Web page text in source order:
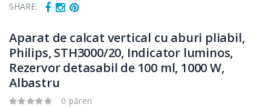
SHARE:
Aparat de calcat vertical cu aburi pliabil,
Philips, STH3000/20, Indicator luminos,
Rezervor detasabil de 100 ml, 1000 W,
Albastru
0 păreri
-25%
electric cu filtru
...
Mixer vertical